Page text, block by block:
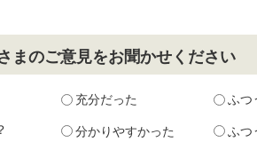
まのご意見をお聞かせください
充分だった ふつ
分かりやすかった ふつ